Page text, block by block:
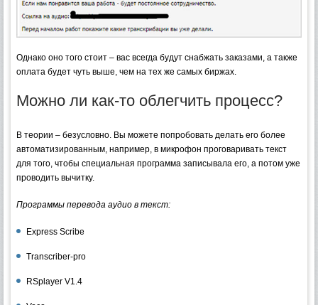
Однако оно того стоит – вас всегда будут снабжать заказами, а также
оплата будет чуть выше, чем на тех же самых биржах.
Можно ли как-то облегчить процесс?
В теории – безусловно. Вы можете попробовать делать его более
автоматизированным, например, в микрофон проговаривать текст
для того, чтобы специальная программа записывала его, а потом уже
проводить вычитку.
Программы перевода аудио в текст:
Express Scribe
Transcriber-pro
RSplayer V1.4